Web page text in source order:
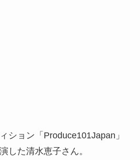
ション「Produce101Japan」
した清水恵子さん。